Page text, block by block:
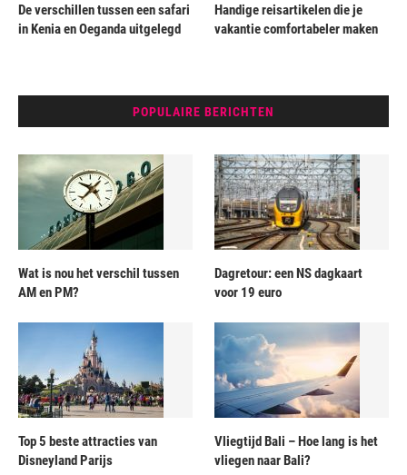
De verschillen tussen een safari
in Kenia en Oeganda uitgelegd
Handige reisartikelen die je
vakantie comfortabeler maken
POPULAIRE BERICHTEN
Wat is nou het verschil tussen
AM en PM?
Dagretour: een NS dagkaart
voor 19 euro
Top 5 beste attracties van
Disneyland Parijs
Vliegtijd Bali – Hoe lang is het
vliegen naar Bali?